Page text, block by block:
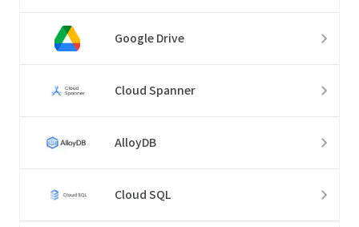
Google Drive
Cloud Spanner
AlloyDB
Cloud SQL